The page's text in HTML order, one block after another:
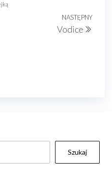
NASTĘPNY
Vodice
Szukaj